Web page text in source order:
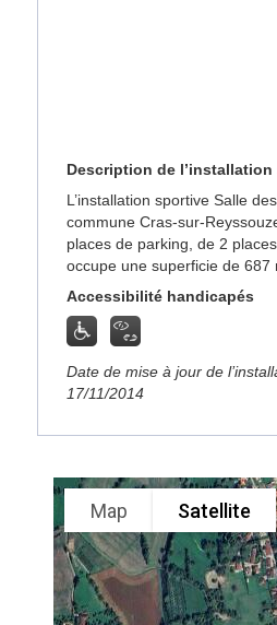
Description de
L’installation sportive Salle
commune Cras-sur-
places de parking, de 2
occupe une superficie de 687
Accessibilité handicapés
Date de mise à jour de
17/11/2014
Map Satellite